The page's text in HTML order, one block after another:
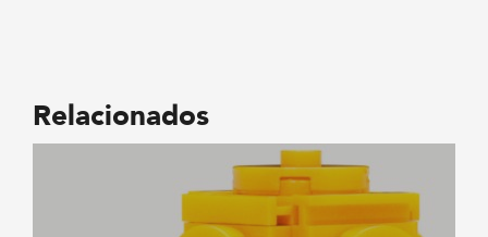
Relacionados